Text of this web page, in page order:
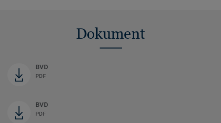
Dokument
BVD
PDF
BVD
PDF